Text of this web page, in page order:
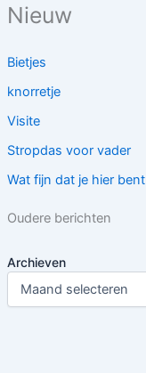
Nieuw
Bietjes
knorretje
Visite
Stropdas voor vader
Wat fijn dat je hier bent
Oudere berichten
Archieven